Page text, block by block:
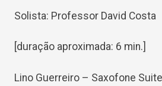
Solista: Professor David Costa
[duração aproximada: 6 min.]
Lino Guerreiro – Saxofone